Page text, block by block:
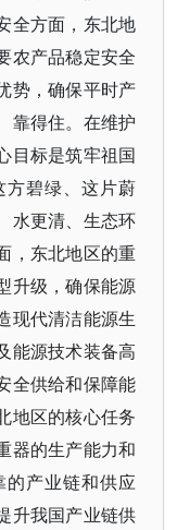
全方面，东北地
农产品稳定安全
势，确保平时产
靠得住。在维护
目标是筑牢祖国
碧绿、这片蔚
水更清、生态环
，东北地区的重
升级，确保能源
现代清洁能源生
能源技术装备高
全供给和保障能
地区的核心任务
器的生产能力和
产业链和供应
升我国产业链供